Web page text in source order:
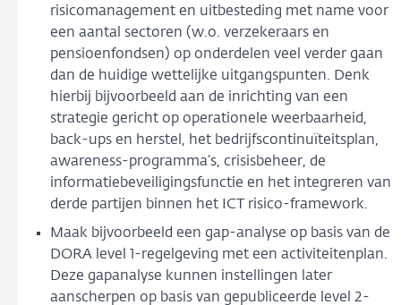
risicomanagement en uitbesteding met name voor
een aantal sectoren (w.o. verzekeraars en
pensioenfondsen) op onderdelen veel verder gaan
dan de huidige wettelijke uitgangspunten. Denk
hierbij bijvoorbeeld aan de inrichting van een
strategie gericht op operationele weerbaarheid,
back-ups en herstel, het bedrijfscontinuïteitsplan,
awareness-programma’s, crisisbeheer, de
informatiebeveiligingsfunctie en het integreren van
derde partijen binnen het ICT risico-framework.
Maak bijvoorbeeld een gap-analyse op basis van de
DORA level 1-regelgeving met een activiteitenplan.
Deze gapanalyse kunnen instellingen later
aanscherpen op basis van gepubliceerde level 2-